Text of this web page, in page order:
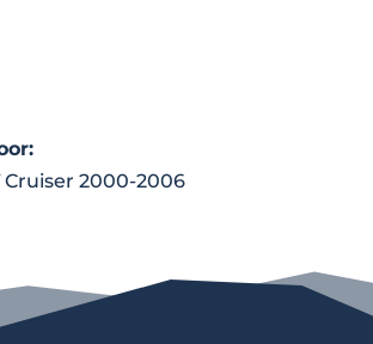
Cruiser 2000-2006